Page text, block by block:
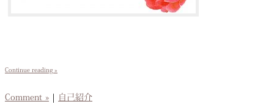
Continue reading »
Comment » | 自己紹介